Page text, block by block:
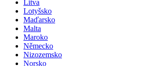
Litva
Lotyšsko
Maďarsko
Malta
Maroko
Německo
Nizozemsko
Norsko